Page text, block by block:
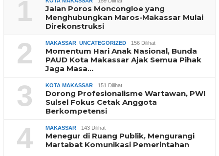
1
Jalan Poros Moncongloe yang
Menghubungkan Maros-Makassar Mulai
Direkonstruksi
2 MAKASSAR UNCATEGORIZED 156 Dilihat
Momentum Hari Anak Nasional, Bunda
PAUD Kota Makassar Ajak Semua Pihak
Jaga Masa…
3 KOTA MAKASSAR 151 Dilihat
Dorong Profesionalisme Wartawan, PWI
Sulsel Fokus Cetak Anggota
Berkompetensi
4 MAKASSAR 143 Dilihat
Menegur di Ruang Publik, Mengurangi
Martabat Komunikasi Pemerintahan